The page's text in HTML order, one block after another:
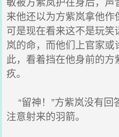
来他还以为方紫岚拿他作
可是现在看来这不是玩
岚的命，而他们上官家
此，看着挡在他身前的
疚。
“留神！”方紫岚没有回
注意射来的羽箭。